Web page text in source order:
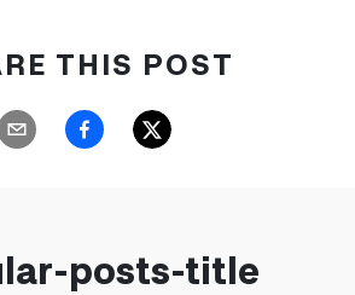
THIS POST
posts-title